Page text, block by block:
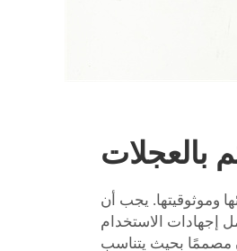
وموثوقيتها. يجب أن
إجهادات الاستخدام
مصممًا بحيث يتناسب